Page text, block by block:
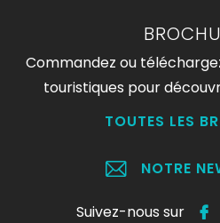
Commandez ou
touristiques pour
TOUTES LES
NOTRE
Suivez-nous sur